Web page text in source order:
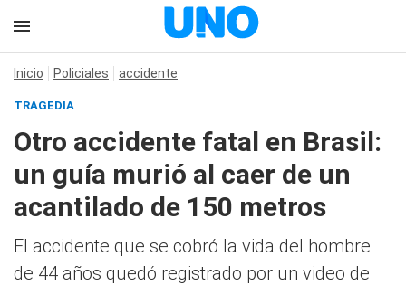
Inicio Policiales accidente
TRAGEDIA
Otro accidente fatal en Brasil:
un guía murió al caer de un
acantilado de 150 metros
El accidente que se cobró la vida del hombre
de 44 años quedó registrado por un video de